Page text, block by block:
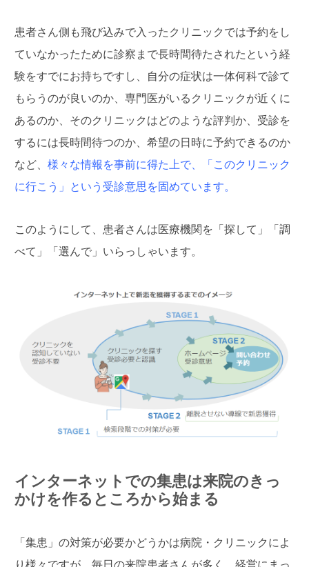
患者さん側も飛び込みで入ったクリニックでは予約をし
ていなかったために診察まで長時間待たされたという経
験をすでにお持ちですし、自分の症状は一体何科で診て
もらうのが良いのか、専門医がいるクリニックが近くに
あるのか、そのクリニックはどのような評判か、受診を
するには長時間待つのか、希望の日時に予約できるのか
など、 様々な情報を事前に得た上で、「このクリニック
に行こう」という受診意思を固めています。
このようにして、患者さんは医療機関を「探して」「調
べて」「選んで」いらっしゃいます。
インターネットでの集患は来院のきっ
かけを作るところから始まる
「集患」の対策が必要かどうかは病院・クリニックによ
り様々ですが、毎日の来院患者さんが多く、経営にまっ